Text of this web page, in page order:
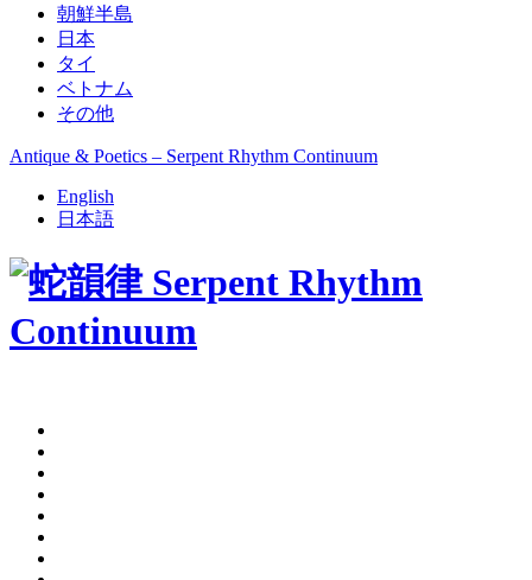
朝鮮半島
日本
タイ
ベトナム
その他
Antique & Poetics – Serpent Rhythm Continuum
English
日本語